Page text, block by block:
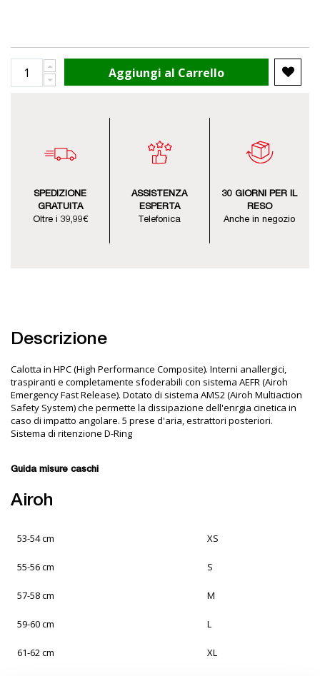
Aggiungi al Carrello
SPEDIZIONE
GRATUITA
Oltre i 39,99€
ASSISTENZA
ESPERTA
Telefonica
30 GIORNI PER IL
RESO
Anche in negozio
Descrizione
Calotta in HPC (High Performance Composite). Interni anallergici,
traspiranti e completamente sfoderabili con sistema AEFR (Airoh
Emergency Fast Release). Dotato di sistema AMS2 (Airoh Multiaction
Safety System) che permette la dissipazione dell'enrgia cinetica in
caso di impatto angolare. 5 prese d'aria, estrattori posteriori.
Sistema di ritenzione D-Ring
Guida misure caschi
Airoh
53-54 cm XS
55-56 cm S
57-58 cm M
59-60 cm L
61-62 cm XL